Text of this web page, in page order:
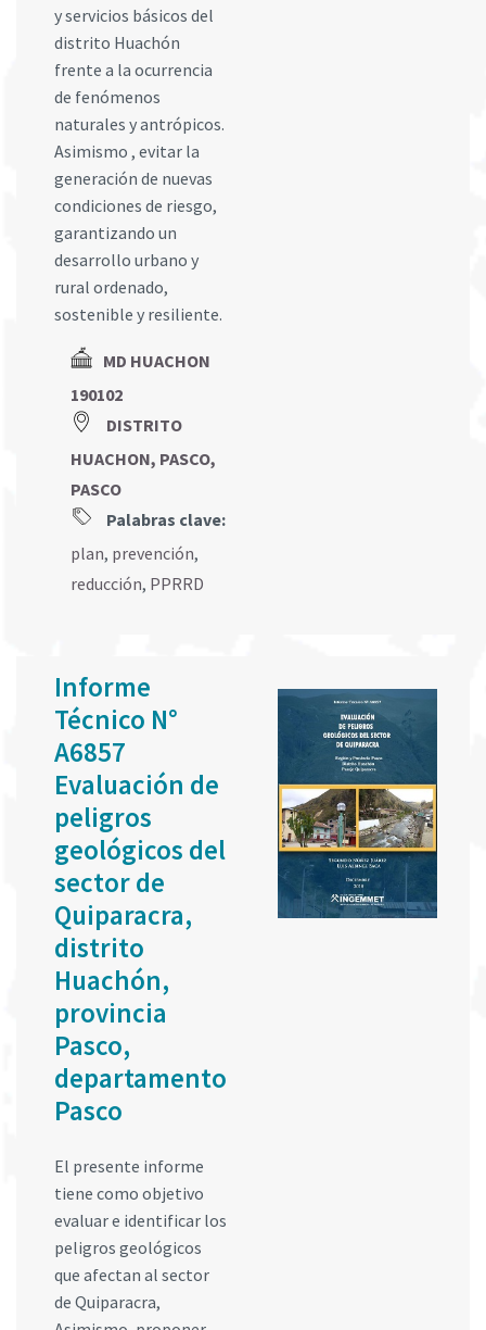
y servicios básicos del
distrito Huachón
frente a la ocurrencia
de fenómenos
naturales y antrópicos.
Asimismo , evitar la
generación de nuevas
condiciones de riesgo,
garantizando un
desarrollo urbano y
rural ordenado,
sostenible y resiliente.
MD HUACHON
190102
DISTRITO
HUACHON, PASCO,
PASCO
Palabras clave:
plan, prevención,
reducción, PPRRD
Informe
Técnico N°
A6857
Evaluación de
peligros
geológicos del
sector de
Quiparacra,
distrito
Huachón,
provincia
Pasco,
departamento
Pasco
El presente informe
tiene como objetivo
evaluar e identificar los
peligros geológicos
que afectan al sector
de Quiparacra,